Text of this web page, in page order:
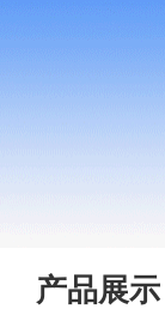
产品展示